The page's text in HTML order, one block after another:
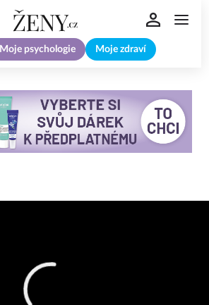
Moje psychologie Moje zdraví